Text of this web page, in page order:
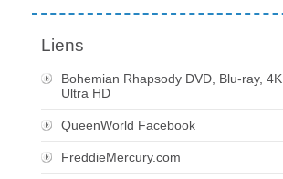
Liens
Bohemian Rhapsody DVD, Blu-ray, 4K
Ultra HD
QueenWorld Facebook
FreddieMercury.com